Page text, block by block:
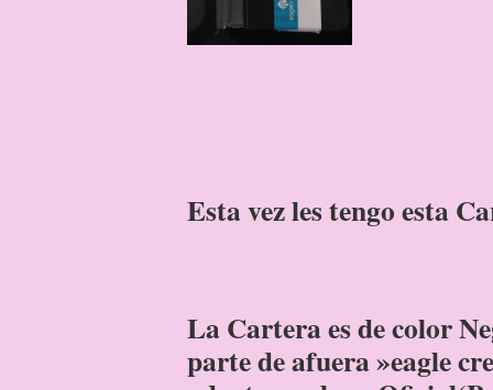
Esta vez les tengo esta
La Cartera es de color
parte de afuera »eagle